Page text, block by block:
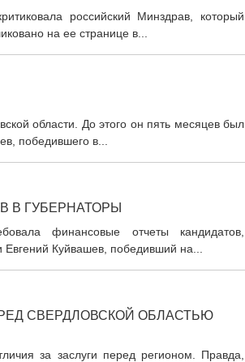
российский Минздрав, который
на ее странице в...
области. До этого он пять месяцев был
победившего в...
В ГУБЕРНАТОРЫ
финансовые отчеты кандидатов,
Евгений Куйвашев, победивший на...
СВЕРДЛОВСКОЙ ОБЛАСТЬЮ
за заслуги перед регионом. Правда,